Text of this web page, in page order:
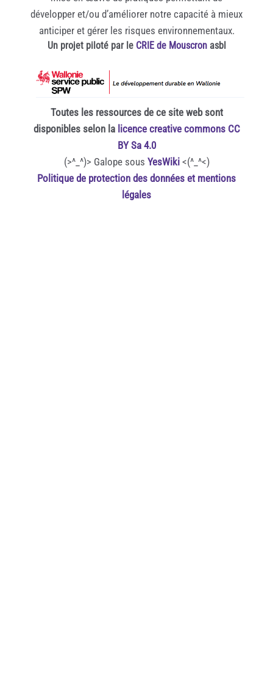
développer et/ou d’améliorer notre capacité à mieux
anticiper et gérer les risques environnementaux.
Un projet piloté par le CRIE de Mouscronasbl
Toutes les ressources de ce site web sont
disponibles selon la licence creative commons CC
BY Sa 4.0
(>^_^)> Galope sous YesWiki<(^_^<)
Politique de protection des données et mentions
légales